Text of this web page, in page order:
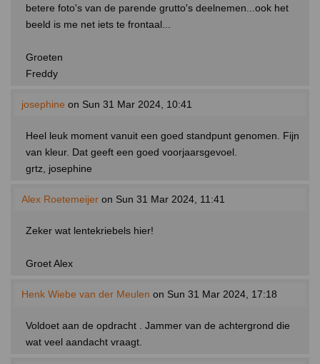
betere foto's van de parende grutto's deelnemen...ook het
beeld is me net iets te frontaal...
Groeten
Freddy
josephine on Sun 31 Mar 2024, 10:41
Heel leuk moment vanuit een goed standpunt genomen. Fijn
van kleur. Dat geeft een goed voorjaarsgevoel.
grtz, josephine
Alex Roetemeijer on Sun 31 Mar 2024, 11:41
Zeker wat lentekriebels hier!
Groet Alex
Henk Wiebe van der Meulen on Sun 31 Mar 2024, 17:18
Voldoet aan de opdracht . Jammer van de achtergrond die
wat veel aandacht vraagt.